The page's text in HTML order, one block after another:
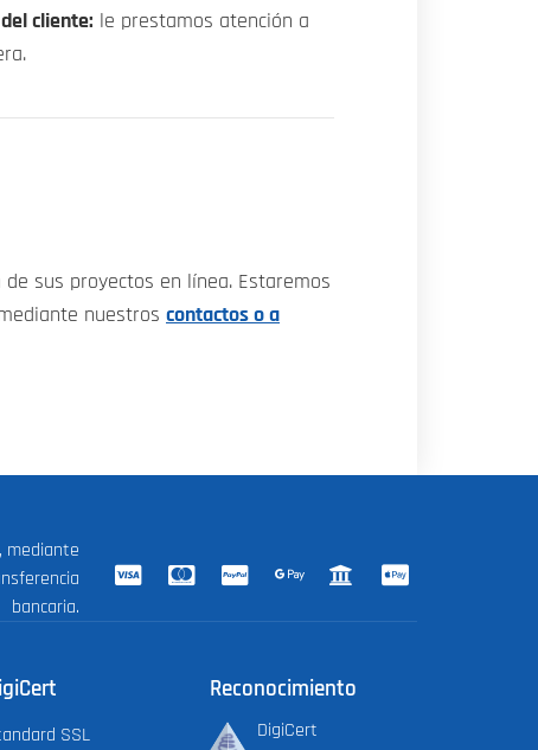
cliente: le prestamos atención a
sus proyectos en línea. Estaremos
nuestros contactos o a
mediante
bancaria.
SSL
Reconocimiento
DigiCert